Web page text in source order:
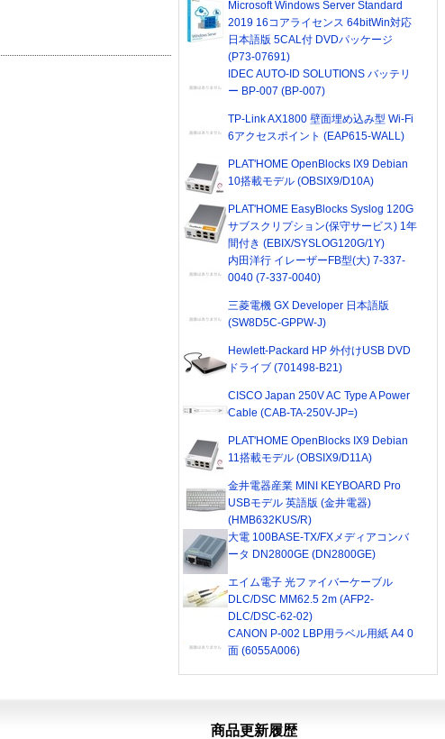
Microsoft Windows Server Standard
2019 16コアライセンス 64bitWin対応
日本語版 5CAL付 DVDパッケージ
(P73-07691)
IDEC AUTO-ID SOLUTIONS バッテリ
ー BP-007 (BP-007)
TP-Link AX1800 壁面埋め込み型 Wi-Fi
6アクセスポイント (EAP615-WALL)
PLAT'HOME OpenBlocks IX9 Debian
10搭載モデル (OBSIX9/D10A)
PLAT'HOME EasyBlocks Syslog 120G
サブスクリプション(保守サービス) 1年
間付き (EBIX/SYSLOG120G/1Y)
内田洋行 イレーザーFB型(大) 7-337-
0040 (7-337-0040)
三菱電機 GX Developer 日本語版
(SW8D5C-GPPW-J)
Hewlett-Packard HP 外付けUSB DVD
ドライブ (701498-B21)
CISCO Japan 250V AC Type A Power
Cable (CAB-TA-250V-JP=)
PLAT'HOME OpenBlocks IX9 Debian
11搭載モデル (OBSIX9/D11A)
金井電器産業 MINI KEYBOARD Pro
USBモデル 英語版 (金井電器)
(HMB632KUS/R)
大電 100BASE-TX/FXメディアコンバ
ータ DN2800GE (DN2800GE)
エイム電子 光ファイバーケーブル
DLC/DSC MM62.5 2m (AFP2-
DLC/DSC-62-02)
CANON P-002 LBP用ラベル用紙 A4 0
面 (6055A006)
商品更新履歴